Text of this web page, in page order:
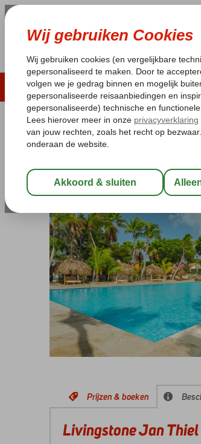
LAST MINUTE ZOMER
Pakketgarantie
Home
Curaçao Jan Thiel Baai
Livingstone Jan Thiel
Logies en ontbijt-
Prijzen & boeken
Livingstone Jan